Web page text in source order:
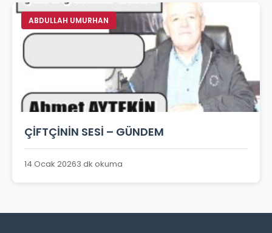
ABDULLAH UMURHAN
ÇİFTÇİNİN SESİ – GÜNDEM
14 Ocak 20263 dk okuma